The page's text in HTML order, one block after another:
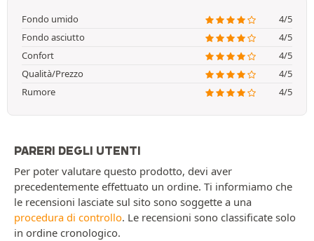
Fondo umido
4/5
Fondo asciutto
4/5
Confort
4/5
Qualità/Prezzo
4/5
Rumore
4/5
PARERI DEGLI UTENTI
Per poter valutare questo prodotto, devi aver
precedentemente effettuato un ordine. Ti informiamo che
le recensioni lasciate sul sito sono soggette a una
procedura di controllo. Le recensioni sono classificate solo
in ordine cronologico.